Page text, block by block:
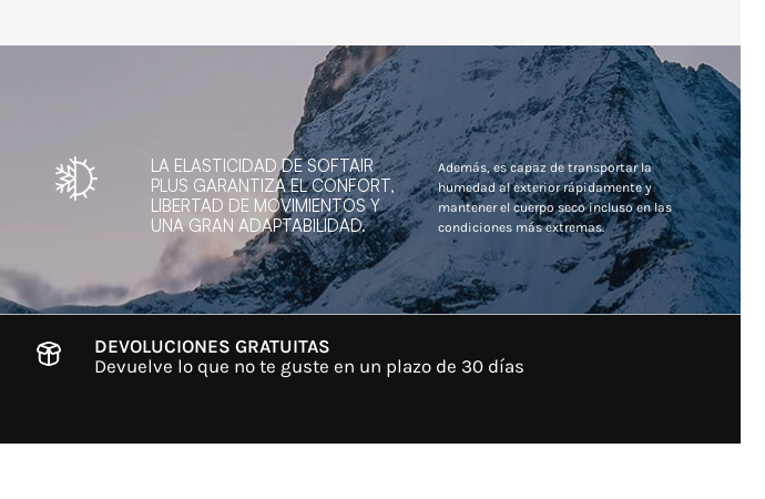
LA ELASTICIDAD DE SOFTAIR
PLUS GARANTIZA EL CONFORT,
LIBERTAD DE MOVIMIENTOS Y
UNA GRAN ADAPTABILIDAD.
Además, es capaz de transportar la
humedad al exterior rápidamente y
mantener el cuerpo seco incluso en las
condiciones más extremas.
DEVOLUCIONES GRATUITAS
Devuelve lo que no te guste en un plazo de 30 días